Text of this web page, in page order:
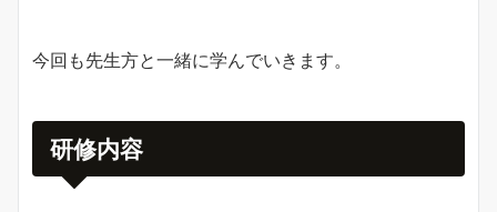
今回も先生方と一緒に学んでいきます。
研修内容